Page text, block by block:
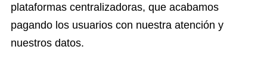
plataformas centralizadoras, que acabamos
pagando los usuarios con nuestra atención y
nuestros datos.